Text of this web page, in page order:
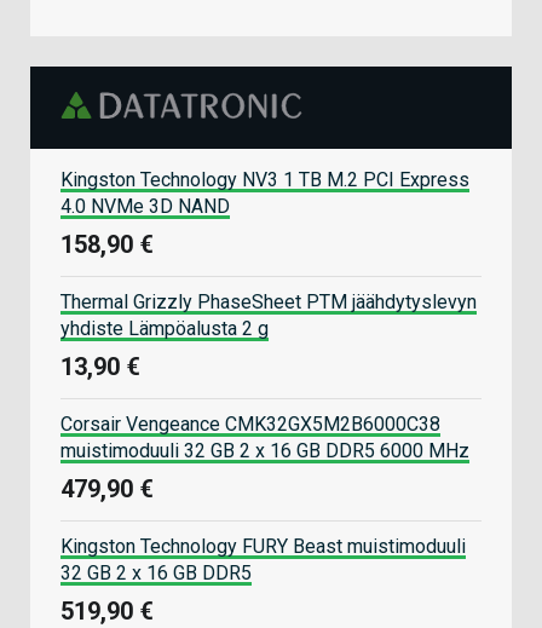
Kingston Technology NV3 1 TB M.2 PCI Express
4.0 NVMe 3D NAND
158,90 €
Thermal Grizzly PhaseSheet PTM jäähdytyslevyn
yhdiste Lämpöalusta 2 g
13,90 €
Corsair Vengeance CMK32GX5M2B6000C38
muistimoduuli 32 GB 2 x 16 GB DDR5 6000 MHz
479,90 €
Kingston Technology FURY Beast muistimoduuli
32 GB 2 x 16 GB DDR5
519,90 €